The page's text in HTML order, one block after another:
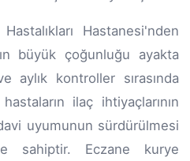
Hastanesi'nden
büyük çoğunluğu ayakta
aylık kontroller sırasında
ilaç ihtiyaçlarının
uyumunun sürdürülmesi
sahiptir. Eczane kurye